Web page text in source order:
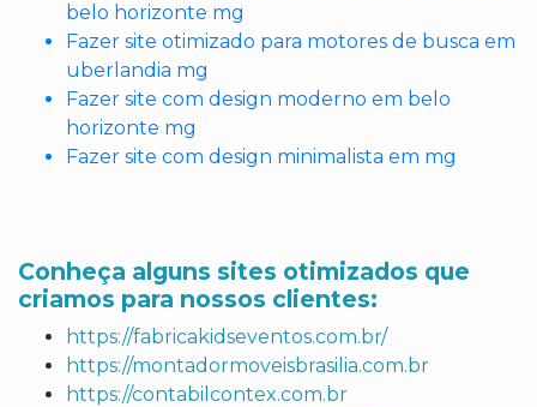
belo horizonte mg
Fazer site otimizado para motores de busca em
uberlandia mg
Fazer site com design moderno em belo
horizonte mg
Fazer site com design minimalista em mg
Conheça alguns sites otimizados que
criamos para nossos clientes:
https://fabricakidseventos.com.br/
https://montadormoveisbrasilia.com.br
https://contabilcontex.com.br